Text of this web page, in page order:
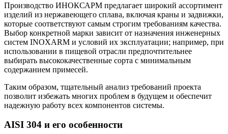
Производство ИНОКСАРМ предлагает широкий ассортимент
изделий из нержавеющего сплава, включая краны и задвижки,
которые соответствуют самым строгим требованиям качества.
Выбор конкретной марки зависит от назначения инженерных
систем INOXARM и условий их эксплуатации; например, при
использовании в пищевой отрасли предпочтительнее
выбирать высококачественные сорта с минимальным
содержанием примесей.
Таким образом, тщательный анализ требований проекта
позволит избежать многих проблем в будущем и обеспечит
надежную работу всех компонентов системы.
AISI 304 и его особенности